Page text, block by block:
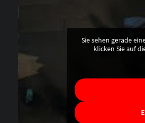
Sie sehen gerade
klicken Sie auf